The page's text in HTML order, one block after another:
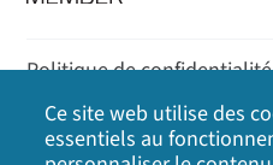
Politique de confidentialité
Politique en matière de
Plan du site
Ce site web utilise des
essentiels au